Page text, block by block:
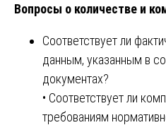
Вопросы о количестве и
Соответствует ли
данным, указанным в
документах?
• Соответствует ли
требованиям